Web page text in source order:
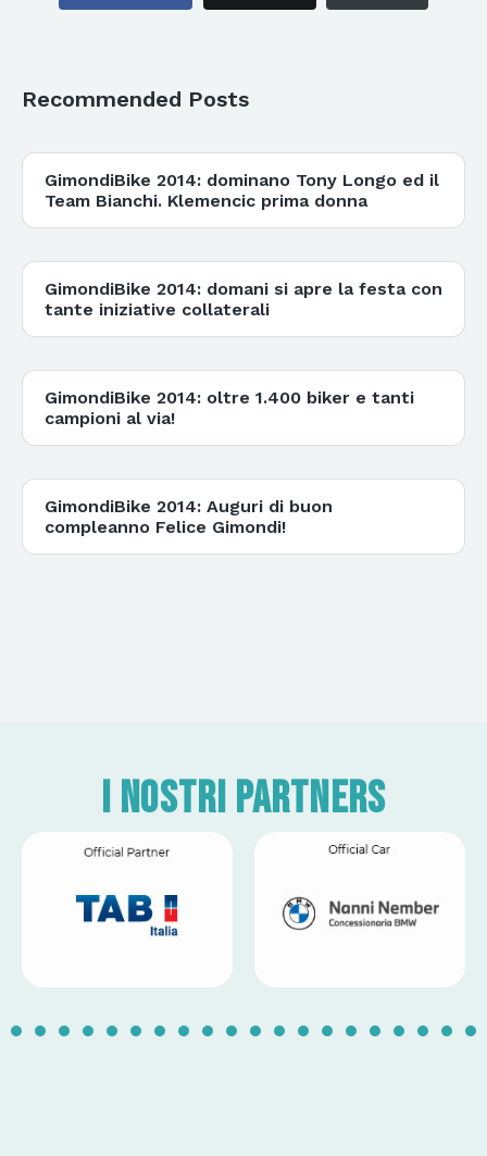
Recommended Posts
GimondiBike 2014: dominano Tony Longo ed il
Team Bianchi. Klemencic prima donna
GimondiBike 2014: domani si apre la festa con
tante iniziative collaterali
GimondiBike 2014: oltre 1.400 biker e tanti
campioni al via!
GimondiBike 2014: Auguri di buon
compleanno Felice Gimondi!
I nostri partners
1 2 3 4 5 6 7 8 9 10 11 12 13 14